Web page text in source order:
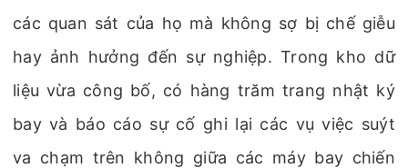
các quan sát của họ mà không sợ bị chế giễu
hay ảnh hưởng đến sự nghiệp. Trong kho dữ
liệu vừa công bố, có hàng trăm trang nhật ký
bay và báo cáo sự cố ghi lại các vụ việc suýt
va chạm trên không giữa các máy bay chiến